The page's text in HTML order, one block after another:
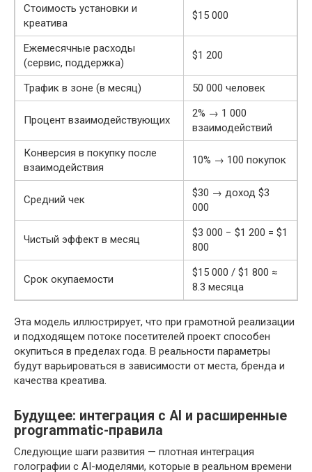
Стоимость установки и
креатива
$15 000
Ежемесячные расходы
(сервис, поддержка)
$1 200
Трафик в зоне (в месяц) 50 000 человек
Процент взаимодействующих
2% → 1 000
взаимодействий
Конверсия в покупку после
взаимодействия
10% → 100 покупок
Средний чек
$30 → доход $3
000
Чистый эффект в месяц
$3 000 − $1 200 = $1
800
Срок окупаемости
$15 000 / $1 800 ≈
8.3 месяца
Эта модель иллюстрирует, что при грамотной реализации
и подходящем потоке посетителей проект способен
окупиться в пределах года. В реальности параметры
будут варьироваться в зависимости от места, бренда и
качества креатива.
Будущее: интеграция с AI и расширенные
programmatic-правила
Следующие шаги развития — плотная интеграция
голографии с AI-моделями, которые в реальном времени